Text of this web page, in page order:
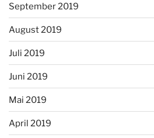
September 2019
August 2019
Juli 2019
Juni 2019
Mai 2019
April 2019